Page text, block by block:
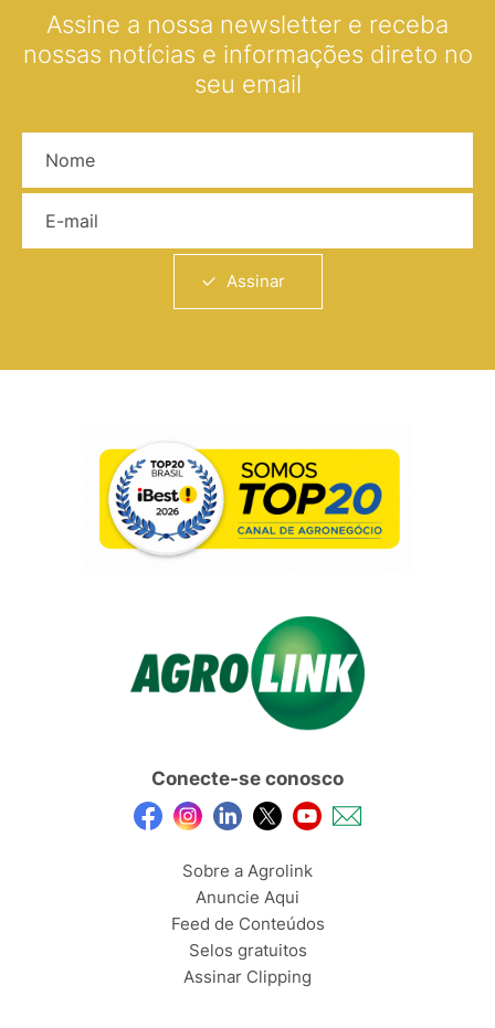
Assine a nossa newsletter e receba
nossas notícias e informações direto no
seu email
Assinar
Conecte-se conosco
Sobre a Agrolink
Anuncie Aqui
Feed de Conteúdos
Selos gratuitos
Assinar Clipping